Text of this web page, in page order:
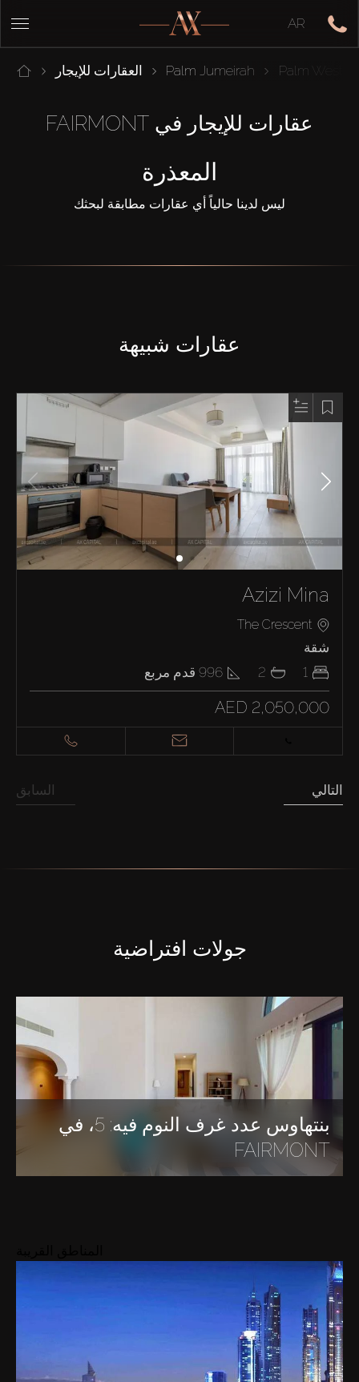
AR
العقارات للإيجار Palm Jumeirah Palm West
عقارات للإيجار في FAIRMONT
المعذرة
ليس لدينا حالياً أي عقارات مطابقة لبحثك
عقارات شبيهة
Azizi Mina
The Crescent
شقة
1
2
996 قدم مربع
AED 2,050,000
السابق التالي
جولات افتراضية
بنتهاوس عدد غرف النوم فيه: 5، في
FAIRMONT